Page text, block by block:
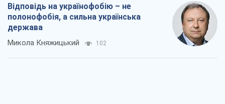
Відповідь на українофобію – не
полонофобія, а сильна українська
держава
Микола Княжицький 102